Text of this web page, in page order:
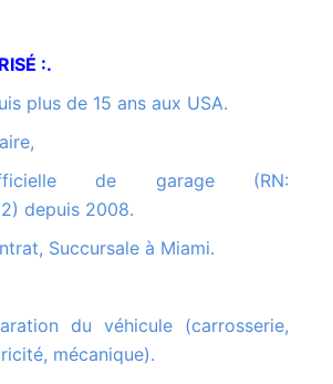
:.
plus de 15 ans aux USA.
depuis 2008.
Succursale à Miami.
mécanique).